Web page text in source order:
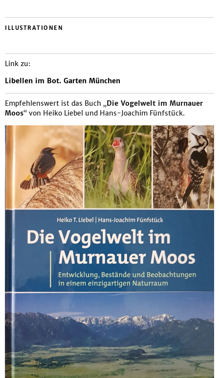
ILLUSTRATIONEN
Link zu:
Libellen im Bot. Garten München
Empfehlenswert ist das Buch „Die Vogelwelt im Murnauer
Moos“ von Heiko Liebel und Hans-Joachim Fünfstück.